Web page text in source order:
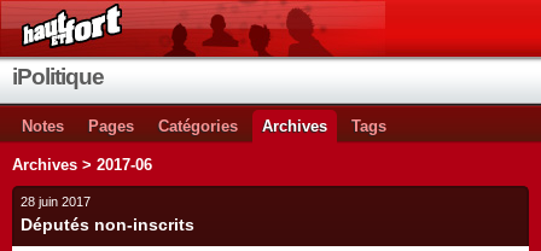
iPolitique
Notes Pages Catégories Archives Tags
Archives > 2017-06
28 juin 2017
Députés non-inscrits